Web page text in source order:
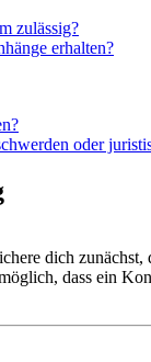
zulässig?
erhalten?
oder
dich
dass ein